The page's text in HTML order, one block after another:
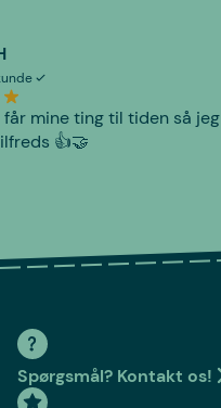
får mine ting til tiden så jeg
👍🤝
Spørgsmål? Kontakt os!